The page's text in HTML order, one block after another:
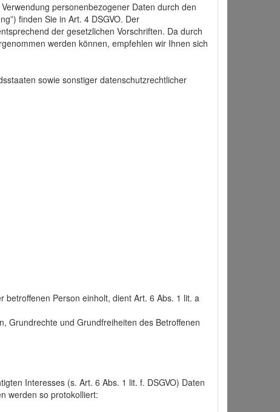
personenbezogener Daten durch den
finden Sie in Art. 4 DSGVO. Der
der gesetzlichen Vorschriften. Da durch
werden können, empfehlen wir Ihnen sich
sowie sonstiger datenschutzrechtlicher
Person einholt, dient Art. 6 Abs. 1 lit. a
Grundrechte und Grundfreiheiten des Betroffenen
Interesses (s. Art. 6 Abs. 1 lit. f. DSGVO) Daten
werden so protokolliert: